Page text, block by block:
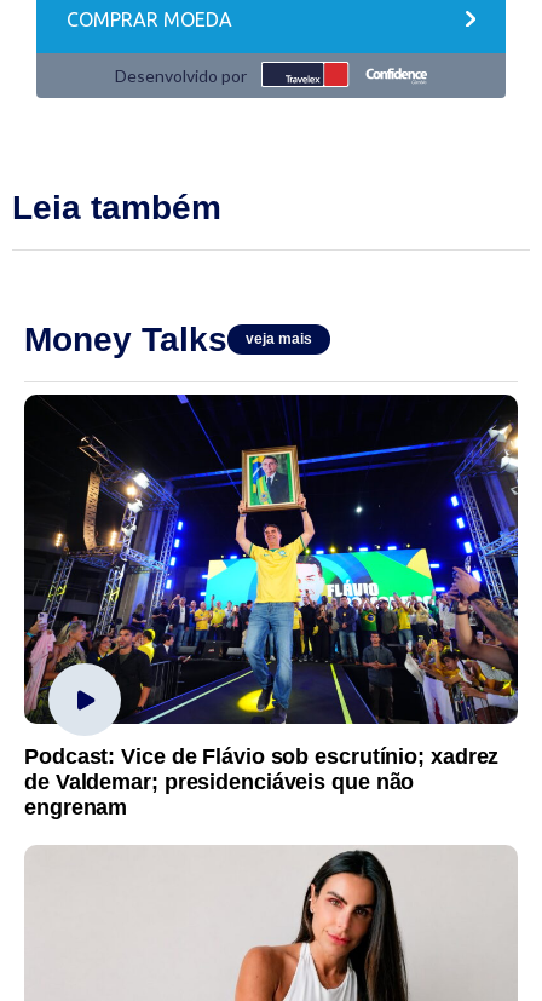
Leia também
Money Talks veja mais
Podcast: Vice de Flávio sob escrutínio; xadrez
de Valdemar; presidenciáveis que não
engrenam